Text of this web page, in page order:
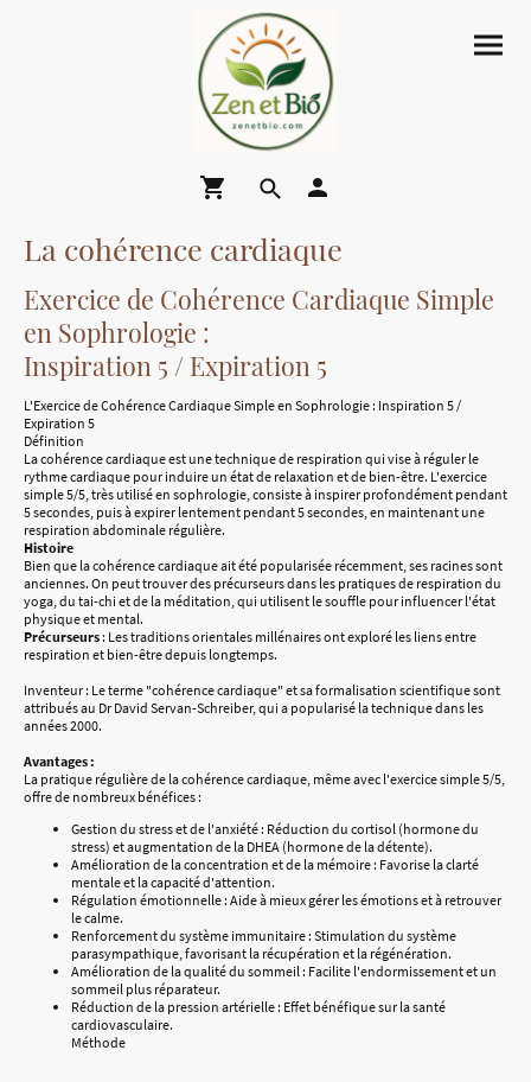
La cohérence cardiaque
Exercice de Cohérence Cardiaque Simple
en Sophrologie :
Inspiration 5 / Expiration 5
L'Exercice de Cohérence Cardiaque Simple en Sophrologie : Inspiration 5 /
Expiration 5
Définition
La cohérence cardiaque est une technique de respiration qui vise à réguler le
rythme cardiaque pour induire un état de relaxation et de bien-être. L'exercice
simple 5/5, très utilisé en sophrologie, consiste à inspirer profondément pendant
5 secondes, puis à expirer lentement pendant 5 secondes, en maintenant une
respiration abdominale régulière.
Histoire
Bien que la cohérence cardiaque ait été popularisée récemment, ses racines sont
anciennes. On peut trouver des précurseurs dans les pratiques de respiration du
yoga, du tai-chi et de la méditation, qui utilisent le souffle pour influencer l'état
physique et mental.
Précurseurs : Les traditions orientales millénaires ont exploré les liens entre
respiration et bien-être depuis longtemps.
Inventeur : Le terme "cohérence cardiaque" et sa formalisation scientifique sont
attribués au Dr David Servan-Schreiber, qui a popularisé la technique dans les
années 2000.
Avantages :
La pratique régulière de la cohérence cardiaque, même avec l'exercice simple 5/5,
offre de nombreux bénéfices :
Gestion du stress et de l'anxiété : Réduction du cortisol (hormone du
stress) et augmentation de la DHEA (hormone de la détente).
Amélioration de la concentration et de la mémoire : Favorise la clarté
mentale et la capacité d'attention.
Régulation émotionnelle : Aide à mieux gérer les émotions et à retrouver
le calme.
Renforcement du système immunitaire : Stimulation du système
parasympathique, favorisant la récupération et la régénération.
Amélioration de la qualité du sommeil : Facilite l'endormissement et un
sommeil plus réparateur.
Réduction de la pression artérielle : Effet bénéfique sur la santé
cardiovasculaire.
Méthode